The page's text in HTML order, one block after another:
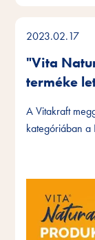
2023.02.17
"Vita
terméke
A Vitakraft
kategóriában a